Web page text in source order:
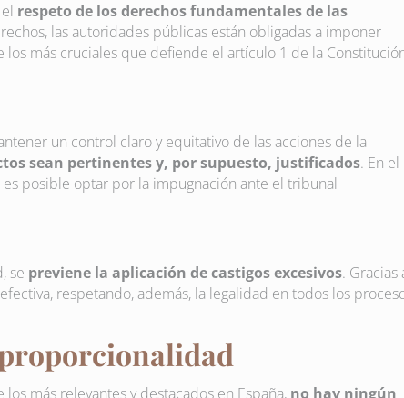
respeto de los derechos fundamentales de las
las autoridades públicas están obligadas a imponer
más cruciales que defiende el artículo 1 de la
un control claro y equitativo de las acciones de la
sean pertinentes y, por supuesto, justificados. En el
posible optar por la impugnación ante el tribunal
se previene la aplicación de castigos excesivos. Gracias
respetando, además, la legalidad en todos los
más relevantes y destacados en España, no hay ningún